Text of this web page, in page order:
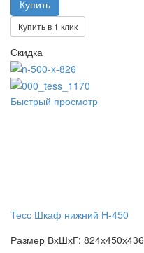
Купить в 1 клик
Скидка
Быстрый просмотр
Тесс Шкаф нижний Н-450
Размер ВхШхГ: 824х450х436